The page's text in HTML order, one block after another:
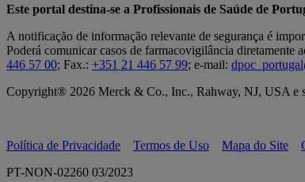
Este portal destina-se a Profissionais de Saúde de
A notificação de informação relevante de segurança é
Poderá comunicar casos de farmacovigilância diretamente
446 57 00; Fax.: +351 21 446 57 99; e-mail:
Copyright® 2026 Merck & Co., Inc., Rahway, NJ, USA e
Política de Privacidade Termos de Uso Mapa do Site
PT-NON-02260 03/2023